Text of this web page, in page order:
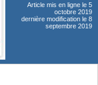
Article mis en ligne le 5
octobre 2019
dernière modification le 8
septembre 2019